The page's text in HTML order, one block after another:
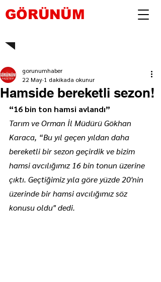
GÖRÜNÜM
Hamside bereketli sezon!
gorunumhaber
22 May 1 dakikada okunur
“16 bin ton hamsi avlandı”
Tarım ve Orman İl Müdürü Gökhan
Karaca, “Bu yıl geçen yıldan daha
bereketli bir sezon geçirdik ve bizim
hamsi avcılığımız 16 bin tonun üzerine
çıktı. Geçtiğimiz yıla göre yüzde 20'nin
üzerinde bir hamsi avcılığımız söz
konusu oldu" dedi.